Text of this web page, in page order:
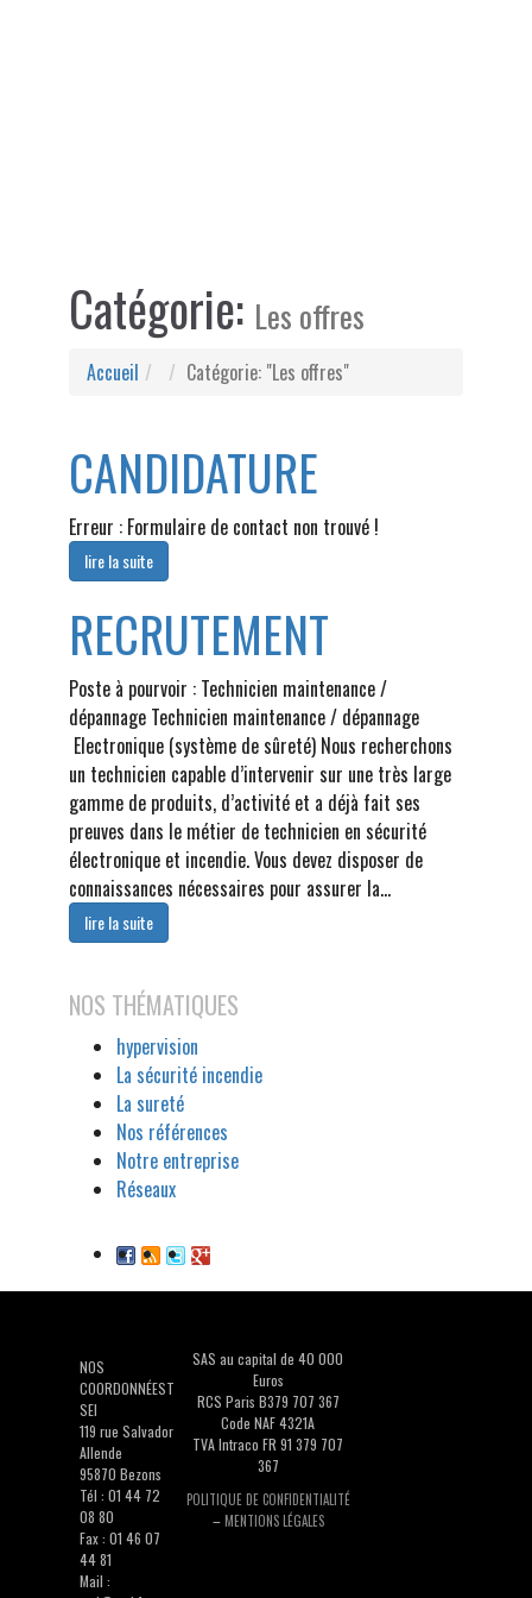
Catégorie: Les offres
Accueil Catégorie: "Les offres"
CANDIDATURE
Erreur : Formulaire de contact non trouvé !
lire la suite
RECRUTEMENT
Poste à pourvoir : Technicien maintenance /
dépannage Technicien maintenance / dépannage
Electronique (système de sûreté) Nous recherchons
un technicien capable d’intervenir sur une très large
gamme de produits, d’activité et a déjà fait ses
preuves dans le métier de technicien en sécurité
électronique et incendie. Vous devez disposer de
connaissances nécessaires pour assurer la…
lire la suite
NOS THÉMATIQUES
hypervision
La sécurité incendie
La sureté
Nos références
Notre entreprise
Réseaux
NOS
COORDONNÉEST
SEI
119 rue Salvador
Allende
95870 Bezons
Tél : 01 44 72
08 80
Fax : 01 46 07
44 81
Mail :
SAS au capital de 40 000
Euros
RCS Paris B379 707 367
Code NAF 4321A
TVA Intraco FR 91 379 707
367
POLITIQUE DE CONFIDENTIALITÉ
– MENTIONS LÉGALES